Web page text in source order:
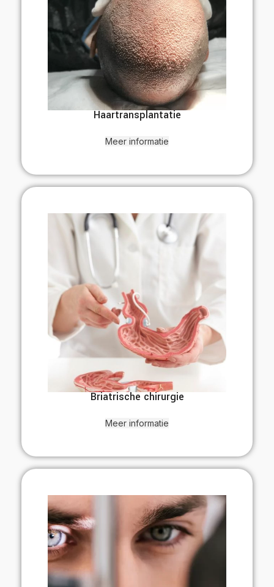
Haartransplantatie
Meer informatie
Briatrische chirurgie
Meer informatie